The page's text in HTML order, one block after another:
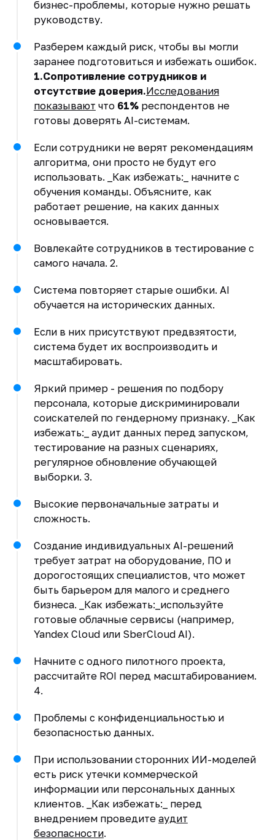
бизнес-проблемы, которые нужно решать
руководству.
Разберем каждый риск, чтобы вы могли
заранее подготовиться и избежать ошибок.
1.Сопротивление сотрудников и
отсутствие доверия.Исследования
показывают что 61%респондентов не
готовы доверять AI-системам.
Если сотрудники не верят рекомендациям
алгоритма, они просто не будут его
использовать. _Как избежать:_ начните с
обучения команды. Объясните, как
работает решение, на каких данных
основывается.
Вовлекайте сотрудников в тестирование с
самого начала. 2.
Система повторяет старые ошибки. AI
обучается на исторических данных.
Если в них присутствуют предвзятости,
система будет их воспроизводить и
масштабировать.
Яркий пример - решения по подбору
персонала, которые дискриминировали
соискателей по гендерному признаку. _Как
избежать:_ аудит данных перед запуском,
тестирование на разных сценариях,
регулярное обновление обучающей
выборки. 3.
Высокие первоначальные затраты и
сложность.
Создание индивидуальных AI-решений
требует затрат на оборудование, ПО и
дорогостоящих специалистов, что может
быть барьером для малого и среднего
бизнеса. _Как избежать:_используйте
готовые облачные сервисы (например,
Yandex Cloud или SberCloud AI).
Начните с одного пилотного проекта,
рассчитайте ROI перед масштабированием.
4.
Проблемы с конфиденциальностью и
безопасностью данных.
При использовании сторонних ИИ-моделей
есть риск утечки коммерческой
информации или персональных данных
клиентов. _Как избежать:_ перед
внедрением проведите аудит
безопасности.